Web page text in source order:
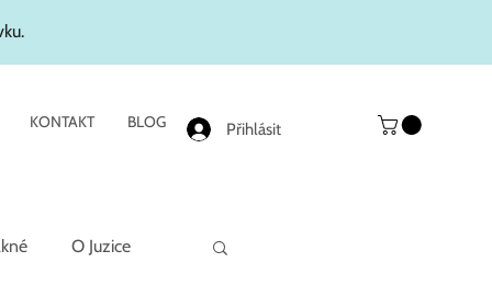
KONTAKT BLOG Přihlásit
O Juzice